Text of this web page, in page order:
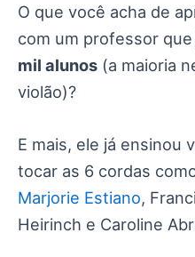
O que você acha de
com um professor
mil alunos (a maioria
violão)?
E mais, ele já ensinou
tocar as 6 cordas
Marjorie Estiano,
Heirinch e Caroline